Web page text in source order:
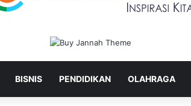
BISNIS PENDIDIKAN OLAHRAGA